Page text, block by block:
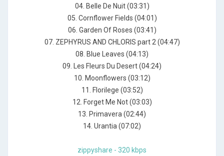
04. Belle De Nuit (03:31)
05. Cornflower Fields (04:01)
06. Garden Of Roses (03:41)
07. ZEPHYRUS AND CHLORIS part 2 (04:47)
08. Blue Leaves (04:13)
09. Les Fleurs Du Desert (04:24)
10. Moonflowers (03:12)
11. Florilege (03:52)
12. Forget Me Not (03:03)
13. Primavera (02:44)
14. Urantia (07:02)
zippyshare - 320 kbps